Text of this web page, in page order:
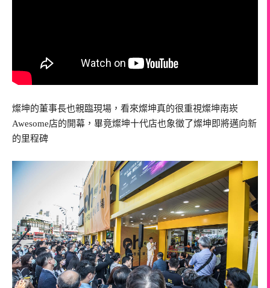
燦坤的董事長也親臨現場，看來燦坤真的很重視燦坤南崁
Awesome店的開幕，畢竟燦坤十代店也象徵了燦坤即將邁向新
的里程碑